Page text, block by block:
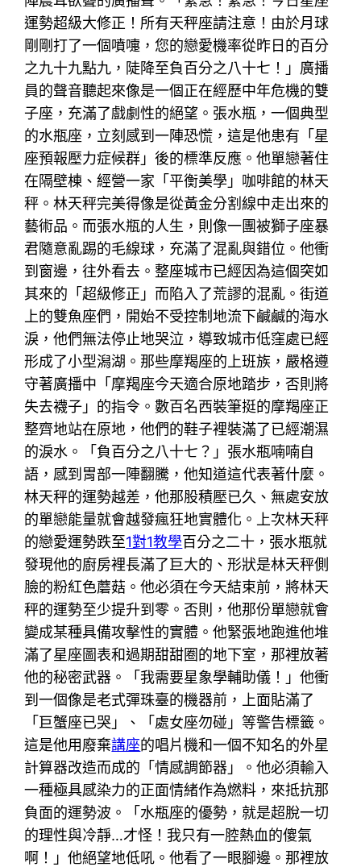
運勢超級大修正！所有天秤座請注意！由於月球
剛剛打了一個噴嚏，您的戀愛機率從昨日的百分
之九十九點九，陡降至負百分之八十七！」廣播
員的聲音聽起來像是一個正在經歷中年危機的雙
子座，充滿了戲劇性的絕望。張水瓶，一個典型
的水瓶座，立刻感到一陣恐慌，這是他患有「星
座預報壓力症候群」後的標準反應。他單戀著住
在隔壁棟、經營一家「平衡美學」咖啡館的林天
秤。林天秤完美得像是從黃金分割線中走出來的
藝術品。而張水瓶的人生，則像一團被獅子座暴
君隨意亂踢的毛線球，充滿了混亂與錯位。他衝
到窗邊，往外看去。整座城市已經因為這個突如
其來的「超級修正」而陷入了荒謬的混亂。街道
上的雙魚座們，開始不受控制地流下鹹鹹的海水
淚，他們無法停止地哭泣，導致城市低窪處已經
形成了小型潟湖。那些摩羯座的上班族，嚴格遵
守著廣播中「摩羯座今天適合原地踏步，否則將
失去襪子」的指令。數百名西裝筆挺的摩羯座正
整齊地站在原地，他們的鞋子裡裝滿了已經潮濕
的淚水。「負百分之八十七？」張水瓶喃喃自
語，感到胃部一陣翻騰，他知道這代表著什麼。
林天秤的運勢越差，他那股積壓已久、無處安放
的單戀能量就會越發瘋狂地實體化。上次林天秤
的戀愛運勢跌至1對1教學百分之二十，張水瓶就
發現他的廚房裡長滿了巨大的、形狀是林天秤側
臉的粉紅色蘑菇。他必須在今天結束前，將林天
秤的運勢至少提升到零。否則，他那份單戀就會
變成某種具備攻擊性的實體。他緊張地跑進他堆
滿了星座圖表和過期甜甜圈的地下室，那裡放著
他的秘密武器。「我需要星象學輔助儀！」他衝
到一個像是老式彈珠臺的機器前，上面貼滿了
「巨蟹座已哭」、「處女座勿碰」等警告標籤。
這是他用廢棄講座的唱片機和一個不知名的外星
計算器改造而成的「情感調節器」。他必須輸入
一種極具感染力的正面情緒作為燃料，來抵抗那
負面的運勢波。「水瓶座的優勢，就是超脫一切
的理性與冷靜…才怪！我只有一腔熱血的傻氣
啊！」他絕望地低吼。他看了一眼腳邊。那裡放